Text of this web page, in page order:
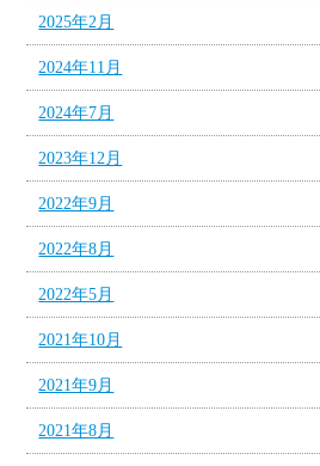
2025年2月
2024年11月
2024年7月
2023年12月
2022年9月
2022年8月
2022年5月
2021年10月
2021年9月
2021年8月